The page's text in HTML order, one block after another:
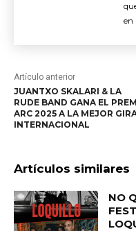
en
Artículo anterior
JUANTXO SKALARI & LA
RUDE BAND GANA EL
ARC 2025 A LA MEJOR
INTERNACIONAL
Artículos similares
NO